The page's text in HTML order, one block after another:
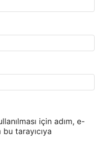
için adım, e-
tarayıcıya